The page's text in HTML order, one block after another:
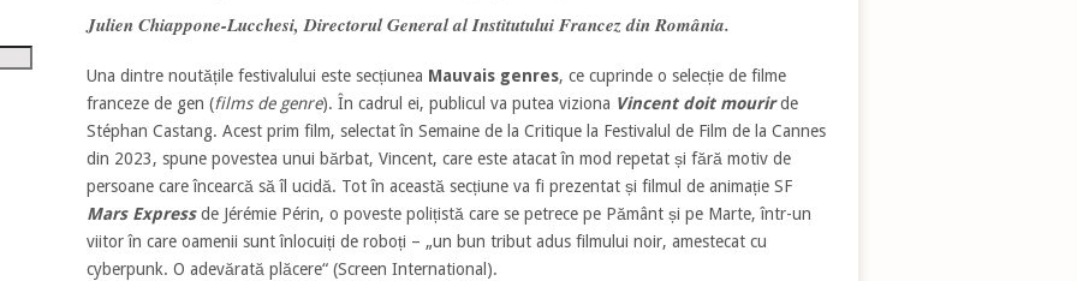
Julien Chiappone-Lucchesi, Directorul General al Institutului Francez din România.
Una dintre noutățile festivalului este secțiunea Mauvais genres, ce cuprinde o selecție de filme
franceze de gen (films de genre). În cadrul ei, publicul va putea viziona Vincent doit mourirde
Stéphan Castang. Acest prim film, selectat în Semaine de la Critique la Festivalul de Film de la Cannes
din 2023, spune povestea unui bărbat, Vincent, care este atacat în mod repetat și fără motiv de
persoane care încearcă să îl ucidă. Tot în această secțiune va fi prezentat și filmul de animație SF
Mars Expressde Jérémie Périn, o poveste polițistă care se petrece pe Pământ și pe Marte, într-un
viitor în care oamenii sunt înlocuiți de roboți – „un bun tribut adus filmului noir, amestecat cu
cyberpunk. O adevărată plăcere“ (Screen International).